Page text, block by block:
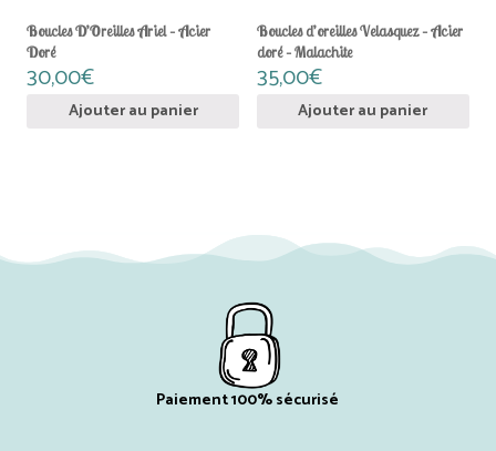
Boucles D’Oreilles Ariel – Acier
Doré
30,00€
Ajouter au panier
Boucles d’oreilles Velasquez – Acier
doré – Malachite
35,00€
Ajouter au panier
Paiement 100% sécurisé